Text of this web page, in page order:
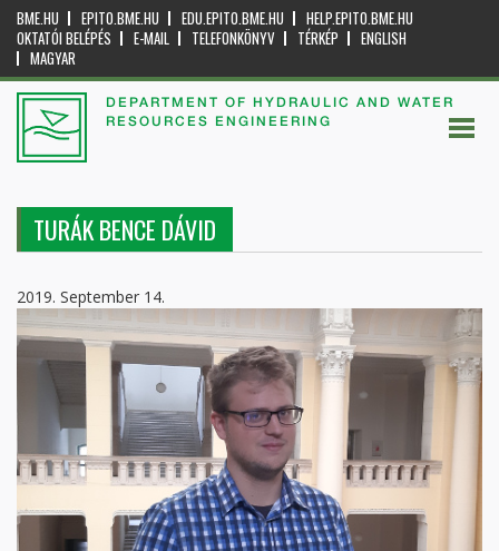
BME.HU EPITO.BME.HU EDU.EPITO.BME.HU
HELP.EPITO.BME.HU
OKTATÓI BELÉPÉS
E-MAIL TELEFONKÖNYV TÉRKÉP
ENGLISH
MAGYAR
DEPARTMENT OF HYDRAULIC AND WATER
RESOURCES ENGINEERING
TURÁK BENCE DÁVID
2019. September 14.